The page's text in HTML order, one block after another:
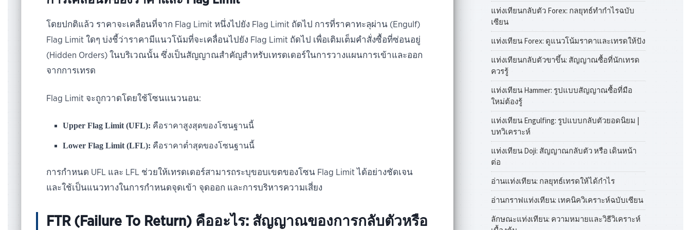
โดยปกติแล้ว ราคาจะเคลื่อนที่จาก Flag Limit หนึ่งไปยัง Flag Limit ถัดไป การที่ราคาทะลุผ่าน (Engulf)
Flag Limit ใดๆ บ่งชี้ว่าราคามีแนวโน้มที่จะเคลื่อนไปยัง Flag Limit ถัดไป เพื่อเติมเต็มคำสั่งซื้อที่ซ่อนอยู่
(Hidden Orders) ในบริเวณนั้น ซึ่งเป็นสัญญาณสำคัญสำหรับเทรดเดอร์ในการวางแผนการเข้าและออก
จากการเทรด
Flag Limit จะถูกวาดโดยใช้โซนแนวนอน:
Upper Flag Limit (UFL): คือราคาสูงสุดของโซนฐานนี้
Lower Flag Limit (LFL): คือราคาต่ำสุดของโซนฐานนี้
การกำหนด UFL และ LFL ช่วยให้เทรดเดอร์สามารถระบุขอบเขตของโซน Flag Limit ได้อย่างชัดเจน
และใช้เป็นแนวทางในการกำหนดจุดเข้า จุดออก และการบริหารความเสี่ยง
FTR (Failure To Return) คืออะไร: สัญญาณของการกลับตัวหรือ
แท่งเทียนกลับตัว Forex: กลยุทธ์ทำกำไรฉบับ
เซียน
แท่งเทียน Forex: ดูแนวโน้มราคาและเทรดให้ปัง
แท่งเทียนกลับตัวขาขึ้น: สัญญาณซื้อที่นักเทรด
ควรรู้
แท่งเทียน Hammer: รูปแบบสัญญาณซื้อที่มือ
ใหม่ต้องรู้
แท่งเทียน Engulfing: รูปแบบกลับตัวยอดนิยม |
บทวิเคราะห์
แท่งเทียน Doji: สัญญาณกลับตัว หรือ เดินหน้า
ต่อ
อ่านแท่งเทียน: กลยุทธ์เทรดให้ได้กำไร
อ่านกราฟแท่งเทียน: เทคนิควิเคราะห์ฉบับเซียน
ลักษณะแท่งเทียน: ความหมายและวิธีวิเคราะห์